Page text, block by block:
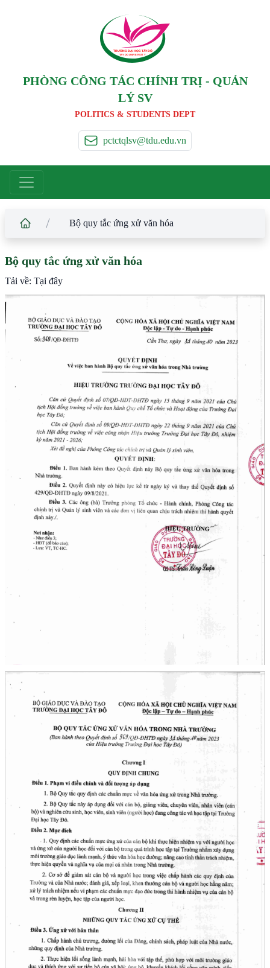
TRƯỜNG ĐẠI HỌC TÂY ĐÔ
TAY DO UNIVERSIT Y
PHÒNG CÔNG TÁC CHÍNH TRỊ - QUẢN
LÝ SV
POLITICS & STUDENTS DEPT
pctctqlsv@tdu.edu.vn
/ Bộ quy tắc ứng xử văn hóa
Bộ quy tắc ứng xử văn hóa
Tải về: Tại đây